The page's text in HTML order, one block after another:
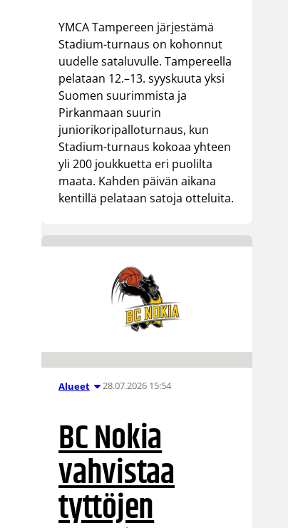
YMCA Tampereen järjestämä
Stadium-turnaus on kohonnut
uudelle sataluvulle. Tampereella
pelataan 12.–13. syyskuuta yksi
Suomen suurimmista ja
Pirkanmaan suurin
juniorikoripalloturnaus, kun
Stadium-turnaus kokoaa yhteen
yli 200 joukkuetta eri puolilta
maata. Kahden päivän aikana
kentillä pelataan satoja otteluita.
Alueet 28.07.2026 15:54
BC Nokia
vahvistaa
tyttöjen